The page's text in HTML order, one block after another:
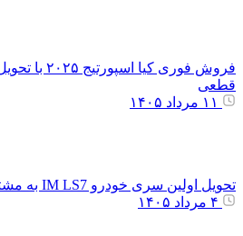
قطعی
تحویل اولین سری خودرو IM LS7 به مشتریان توسط نیکا موتور